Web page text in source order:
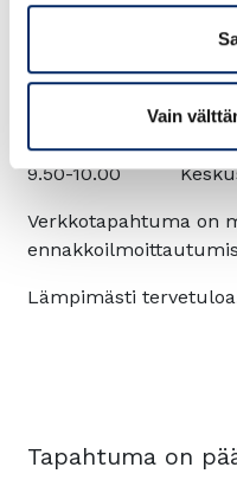
Vain
9.30-9.50 Kuinka
turvata yritysten
Keskuskauppakamari
9.50-10.00
Verkkotapahtuma on
Lämpimästi
Tapahtuma on